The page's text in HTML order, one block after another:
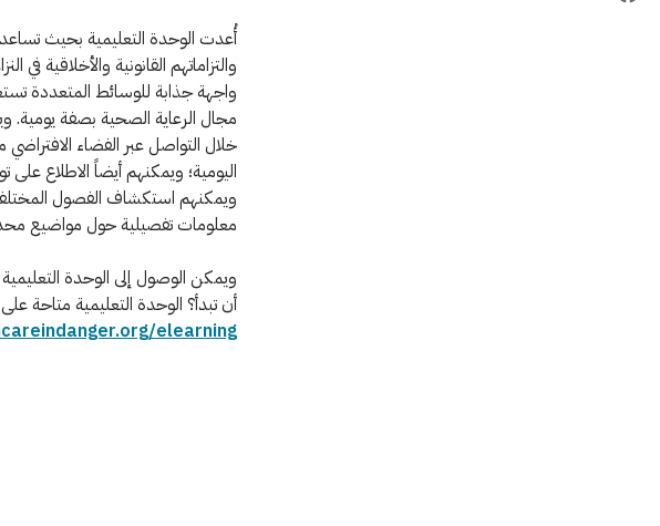
أُعدت الوحدة التعليمية بحيث
والتزاماتهم القانونية والأخلاقية
واجهة جذابة للوسائط المتعددة
مجال الرعاية الصحية بصفة
خلال التواصل عبر الفضاء
اليومية؛ ويمكنهم أيضاً الاطلاع
ويمكنهم استكشاف الفصول
معلومات تفصيلية حول مواضيع
ويمكن الوصول إلى الوحدة
أن تبدأ؟ الوحدة التعليمية متاحة على
elearning